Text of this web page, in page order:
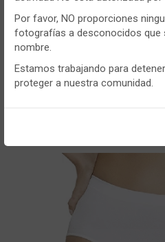
- SE704
Braga mujer Selene
gustos y preferencias.
Puedesconfigurary aceptar el
Para obtener más información
cookies.
Configurar
Por favor, NO proporciones
fotografías a desconocidos que
nombre.
Estamos trabajando para
proteger a nuestra comunidad.